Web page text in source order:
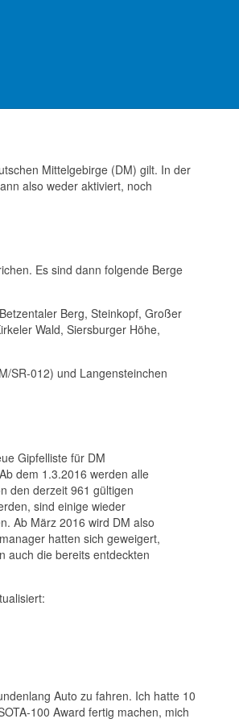
Mittelgebirge (DM) gilt. In der
also weder aktiviert, noch
Es sind dann folgende Berge
Berg, Steinkopf, Großer
Wald, Siersburger Höhe,
SR-012) und Langensteinchen
Gipfelliste für DM
dem 1.3.2016 werden alle
den derzeit 961 gültigen
sind einige wieder
Ab März 2016 wird DM also
hatten sich geweigert,
auch die bereits entdeckten
Auto zu fahren. Ich hatte 10
100 Award fertig machen, mich